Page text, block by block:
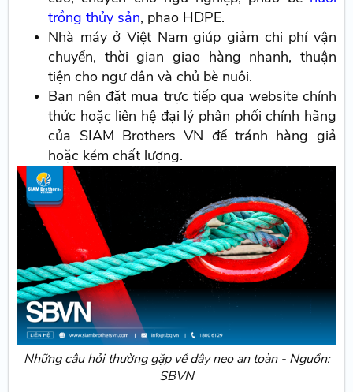
trồng thủy sản, phao HDPE.
Nhà máy ở Việt Nam giúp giảm chi phí vận
chuyển, thời gian giao hàng nhanh, thuận
tiện cho ngư dân và chủ bè nuôi.
Bạn nên đặt mua trực tiếp qua website chính
thức hoặc liên hệ đại lý phân phối chính hãng
của SIAM Brothers VN để tránh hàng giả
hoặc kém chất lượng.
Những câu hỏi thường gặp về dây neo an toàn - Nguồn:
SBVN